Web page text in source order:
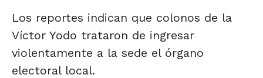
Los reportes indican que colonos de la
Víctor Yodo trataron de ingresar
violentamente a la sede el órgano
electoral local.